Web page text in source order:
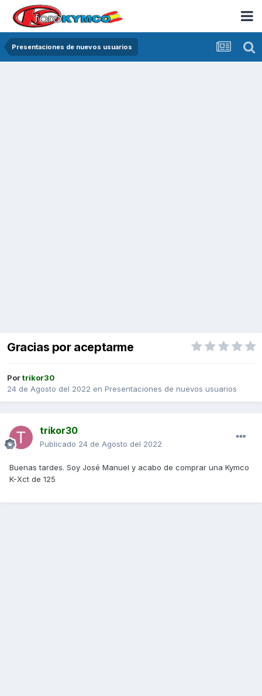
Presentaciones de nuevos usuarios
Gracias por aceptarme
Portrikor30
24 de Agosto del 2022 en Presentaciones de nuevos usuarios
trikor30
Publicado 24 de Agosto del 2022
Buenas tardes. Soy José Manuel y acabo de comprar una Kymco
K-Xct de 125